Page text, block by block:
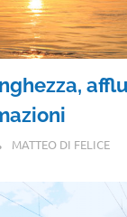
MATTEO DI FELICE